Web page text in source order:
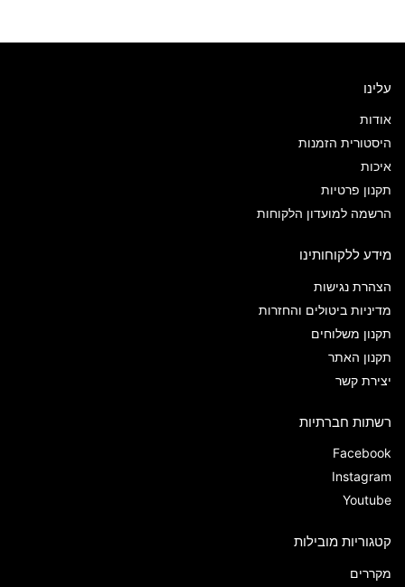
עלינו
אודות
היסטורית הזמנות
איכות
תקנון פרטיות
הרשמה למועדון הלקוחות
מידע ללקוחותינו
הצהרת נגישות
מדיניות ביטולים והחזרות
תקנון משלוחים
תקנון האתר
יצירת קשר
רשתות חברתיות
Facebook
Instagram
Youtube
קטגוריות מובילות
מקררים